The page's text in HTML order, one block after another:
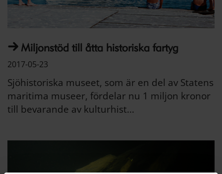
Miljonstöd till åtta historiska fartyg
2017-05-23
Sjöhistoriska museet, som är en del av Statens
maritima museer, fördelar nu 1 miljon kronor
till bevarande av kulturhist...